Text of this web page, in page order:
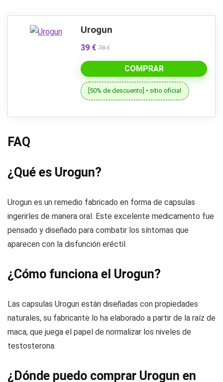
Urogun
39 € 78 €
COMPRAR
[50% de descuento] • sitio oficial
FAQ
¿Qué es Urogun?
Urogun es un remedio fabricado en forma de capsulas
ingerirles de manera oral. Este excelente medicamento fue
pensado y diseñado para combatir los síntomas que
aparecen con la disfunción eréctil.
¿Cómo funciona el Urogun?
Las capsulas Urogun están diseñadas con propiedades
naturales, su fabricante lo ha elaborado a partir de la raíz de
maca, que juega el papel de normalizar los niveles de
testosterona.
¿Dónde puedo comprar Urogun en